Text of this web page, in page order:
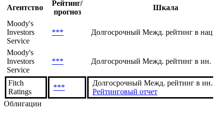
Агентство
Рейтинг/
прогноз
Шкала
Moody's
Investors
Service
*** Долгосрочный Межд. рейтинг в нац.
Moody's
Investors
Service
*** Долгосрочный Межд. рейтинг в ин.
Fitch
Ratings
***
Долгосрочный Межд. рейтинг в ин.
Рейтинговый отчет
Облигации